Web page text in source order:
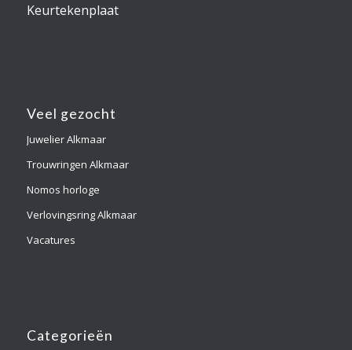
Keurtekenplaat
Veel gezocht
Juwelier Alkmaar
Trouwringen Alkmaar
Nomos horloge
Verlovingsring Alkmaar
Vacatures
Categorieën